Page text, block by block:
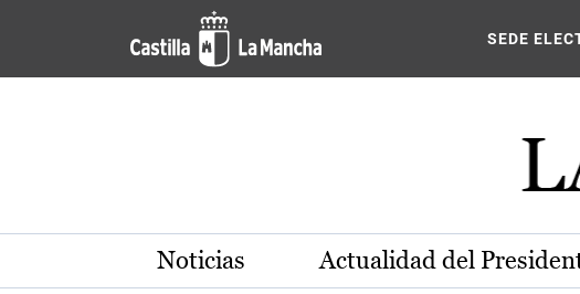
Pasar al contenido principal
Actualidad de la región de SEDE
Noticias Actualidad del